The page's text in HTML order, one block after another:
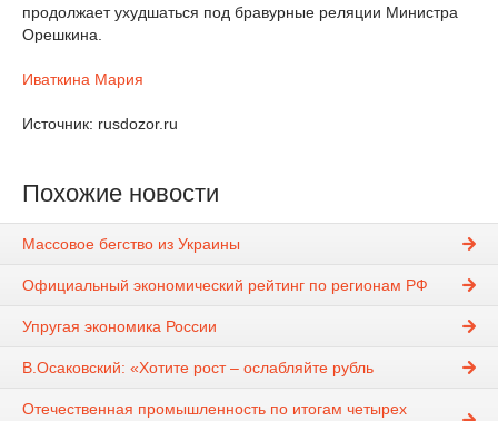
продолжает ухудшаться под бравурные реляции Министра
Орешкина.
Иваткина Мария
Источник: rusdozor.ru
Похожие новости
Массовое бегство из Украины
Официальный экономический рейтинг по регионам РФ
Упругая экономика России
В.Осаковский: «Хотите рост – ослабляйте рубль
Отечественная промышленность по итогам четырех